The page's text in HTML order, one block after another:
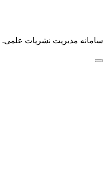
سامانه مدیریت نشریات علمی.